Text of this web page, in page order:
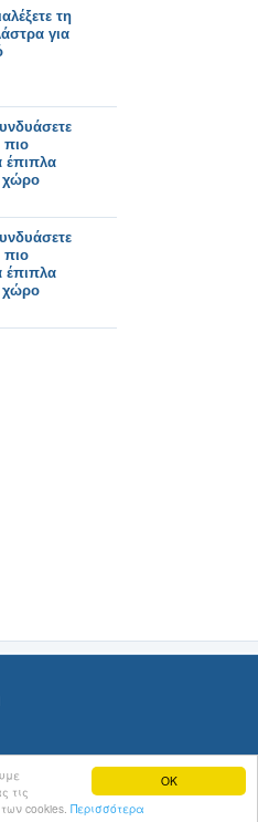
OK
τις
cookies. Περισσότερα
τη
για
πιο
έπιπλα
χώρο
πιο
έπιπλα
χώρο